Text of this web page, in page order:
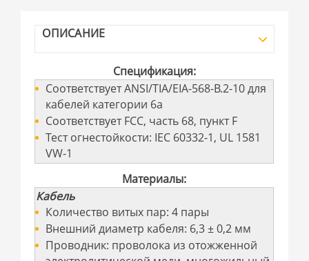
ОПИСАНИЕ
Спецификация:
Соответствует ANSI/TIA/EIA-568-B.2-10 для
кабелей категории 6а
Соответствует FCC, часть 68, пункт F
Тест огнестойкости: IEC 60332-1, UL 1581
VW-1
Материалы:
Кабель
Количество витых пар: 4 пары
Внешний диаметр кабеля: 6,3 ± 0,2 мм
Проводник: проволока из отожженной